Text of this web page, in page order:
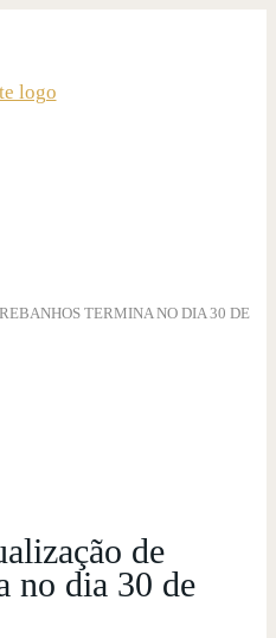
TERMINA NO DIA 30 DE
de
no dia 30 de